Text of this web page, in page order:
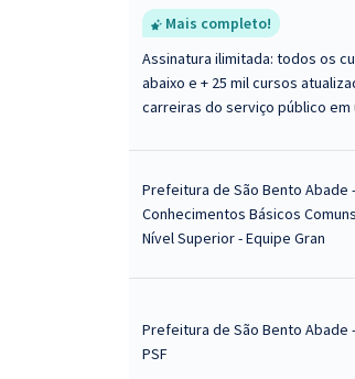
Mais completo!
Assinatura ilimitada: todos os
abaixo e + 25 mil cursos
carreiras do serviço público em
Prefeitura de São Bento Abade
Conhecimentos Básicos
Nível Superior - Equipe Gran
Prefeitura de São Bento Abade
PSF